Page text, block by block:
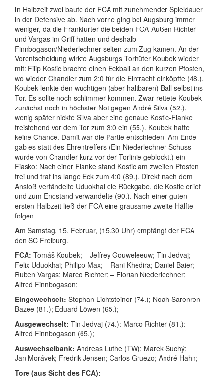
In Halbzeit zwei baute der FCA mit zunehmender Spieldauer
in der Defensive ab. Nach vorne ging bei Augsburg immer
weniger, da die Frankfurter die beiden FCA-Außen Richter
und Vargas im Griff hatten und deshalb
Finnbogason/Niederlechner selten zum Zug kamen. An der
Vorentscheidung wirkte Augsburgs Torhüter Koubek wieder
mit: Filip Kostic brachte einen Eckball an den kurzen Pfosten,
wo wieder Chandler zum 2:0 für die Eintracht einköpfte (48.).
Koubek lenkte den wuchtigen (aber haltbaren) Ball selbst ins
Tor. Es sollte noch schlimmer kommen. Zwar rettete Koubek
zunächst noch in höchster Not gegen André Silva (52.),
wenig später nickte Silva aber eine genaue Kostic-Flanke
freistehend vor dem Tor zum 3:0 ein (55.). Koubek hatte
keine Chance. Damit war die Partie entschieden. Am Ende
gab es statt des Ehrentreffers (Ein Niederlechner-Schuss
wurde von Chandler kurz vor der Torlinie geblockt.) ein
Fiasko: Nach einer Flanke stand Kostic am zweiten Pfosten
frei und traf ins lange Eck zum 4:0 (89.). Direkt nach dem
Anstoß vertändelte Uduokhai die Rückgabe, die Kostic erlief
und zum Endstand verwandelte (90.). Nach einer guten
ersten Halbzeit ließ der FCA eine grausame zweite Hälfte
folgen.
Am Samstag, 15. Februar, (15.30 Uhr) empfängt der FCA
den SC Freiburg.
FCA: Tomáš Koubek; – Jeffrey Gouweleeuw; Tin Jedvaj;
Felix Uduokhai; Philipp Max; – Rani Khedira; Daniel Baier;
Ruben Vargas; Marco Richter; – Florian Niederlechner;
Alfred Finnbogason;
Eingewechselt: Stephan Lichtsteiner (74.); Noah Sarenren
Bazee (81.); Eduard Löwen (65.); –
Ausgewechselt: Tin Jedvaj (74.); Marco Richter (81.);
Alfred Finnbogason (65.);
Auswechselbank: Andreas Luthe (TW); Marek Suchý;
Jan Morávek; Fredrik Jensen; Carlos Gruezo; André Hahn;
Tore (aus Sicht des FCA):